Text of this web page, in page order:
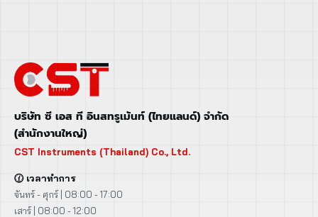
บริษัท ซี เอส ที อินสทรูเม้นท์ (ไทยแลนด์) จำกัด
(สำนักงานใหญ่)
CST Instruments (Thailand) Co., Ltd.
🕜 เวลาทำการ
จันทร์ - ศุกร์ | 08:00 - 17:00
เสาร์ | 08:00 - 12:00